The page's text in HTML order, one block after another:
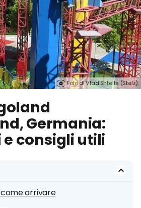
Foto di Vlad Shtelts (Stelz).
Germania:
e consigli utili
arrivare